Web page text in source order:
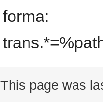
forma:
This page was